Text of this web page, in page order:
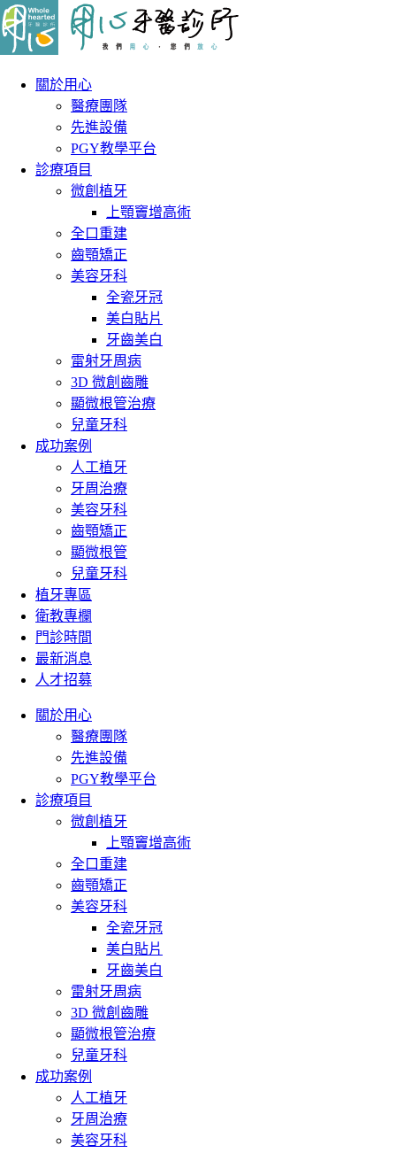
關於用心
醫療團隊
先進設備
PGY教學平台
診療項目
微創植牙
上顎竇增高術
全口重建
齒顎矯正
美容牙科
全瓷牙冠
美白貼片
牙齒美白
雷射牙周病
3D 微創齒雕
顯微根管治療
兒童牙科
成功案例
人工植牙
牙周治療
美容牙科
齒顎矯正
顯微根管
兒童牙科
植牙專區
衛教專欄
門診時間
最新消息
人才招募
關於用心
醫療團隊
先進設備
PGY教學平台
診療項目
微創植牙
上顎竇增高術
全口重建
齒顎矯正
美容牙科
全瓷牙冠
美白貼片
牙齒美白
雷射牙周病
3D 微創齒雕
顯微根管治療
兒童牙科
成功案例
人工植牙
牙周治療
美容牙科